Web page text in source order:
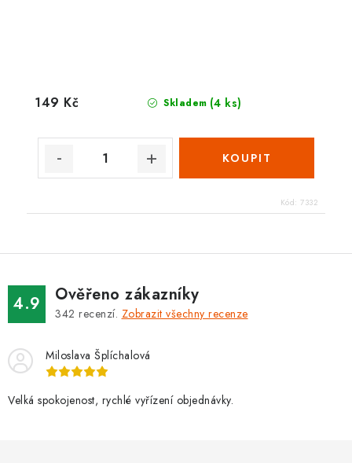
Skladem (4 ks)
149 Kč
Kód: 7332
4.9 Ověřeno zákazníky
342 recenzí. Zobrazit všechny recenze
Miloslava Šplíchalová
Velká spokojenost, rychlé vyřízení objednávky.